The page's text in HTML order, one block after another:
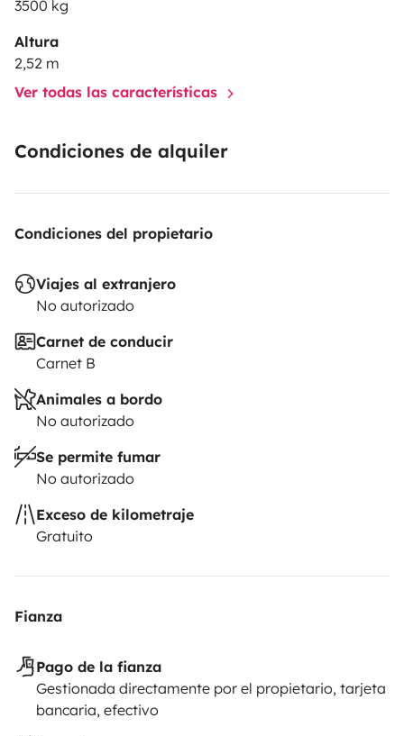
• Suplemento de 50 € para entregas después de las 23h
⸻
🚐 Tenerife es libertad, naturaleza y emoción.
Descúbrela con la libertad de una camper equipada
para todo. Tú pones el rumbo
3500 kg
Altura
2,52 m
Ver todas las características
Condiciones de alquiler
Condiciones del propietario
Viajes al extranjero
No autorizado
Carnet de conducir
Carnet B
Animales a bordo
No autorizado
Se permite fumar
No autorizado
Exceso de kilometraje
Gratuito
Fianza
Pago de la fianza
Gestionada directamente por el propietario, tarjeta
bancaria, efectivo